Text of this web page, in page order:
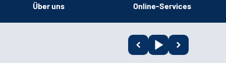
Über uns Online-Services